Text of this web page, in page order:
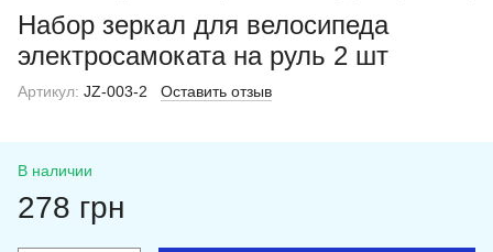
Набор зеркал для велосипеда
электросамоката на руль 2 шт
Артикул: JZ-003-2 Оставить отзыв
В наличии
278 грн